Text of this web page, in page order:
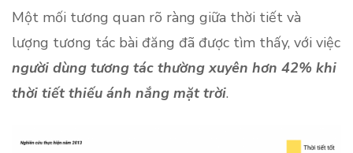
Một mối tương quan rõ ràng giữa thời tiết và
lượng tương tác bài đăng đã được tìm thấy, với việc
người dùng tương tác thường xuyên hơn 42% khi
thời tiết thiếu ánh nắng mặt trời.